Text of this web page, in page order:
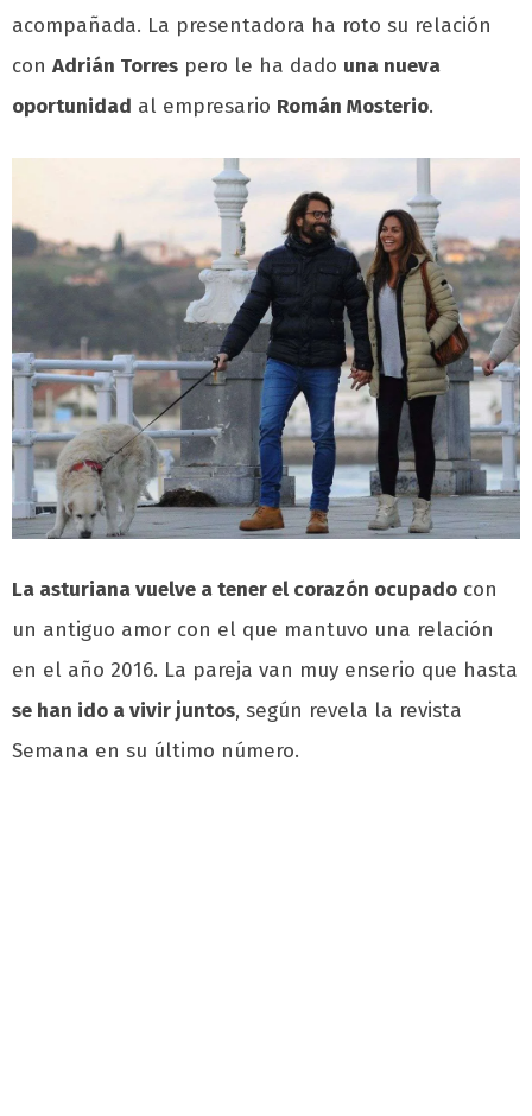
acompañada. La presentadora ha roto su relación
con Adrián Torres pero le ha dado una nueva
oportunidad al empresario Román Mosterio.
La asturiana vuelve a tener el corazón ocupado con
un antiguo amor con el que mantuvo una relación
en el año 2016. La pareja van muy enserio que hasta
se han ido a vivir juntos, según revela la revista
Semana en su último número.